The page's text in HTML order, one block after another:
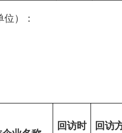
室（单位
回访时 回访